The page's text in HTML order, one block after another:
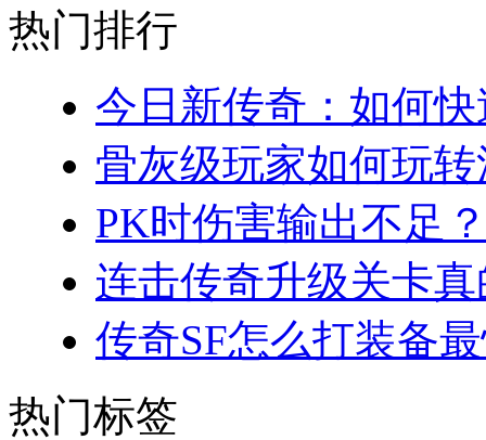
热门排行
今日新传奇：如何
骨灰级玩家如何玩
PK时伤害输出不足
连击传奇升级关卡
传奇SF怎么打装备
热门标签